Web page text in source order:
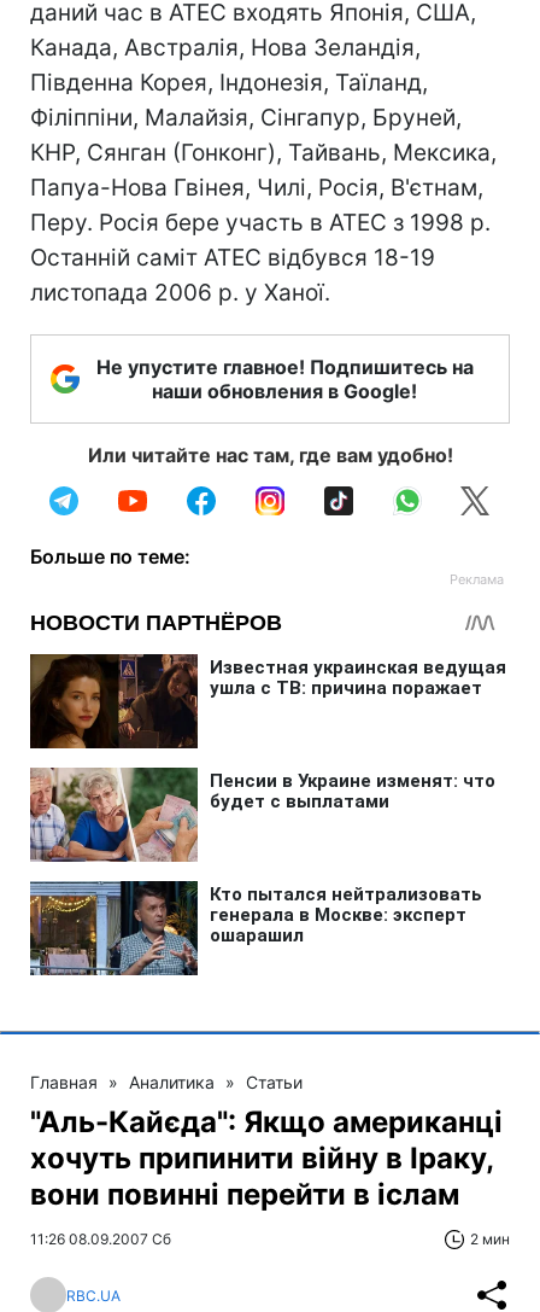
даний час в АТЕС входять Японія, США,
Канада, Австралія, Нова Зеландія,
Південна Корея, Індонезія, Таїланд,
Філіппіни, Малайзія, Сінгапур, Бруней,
КНР, Сянган (Гонконг), Тайвань, Мексика,
Папуа-Нова Гвінея, Чилі, Росія, В'єтнам,
Перу. Росія бере участь в АТЕС з 1998 р.
Останній саміт АТЕС відбувся 18-19
листопада 2006 р. у Ханої.
Не упустите главное! Подпишитесь на
наши обновления в Google!
Или читайте нас там, где вам удобно!
Больше по теме:
Главная » Аналитика » Статьи
"Аль-Кайєда": Якщо американці
хочуть припинити війну в Іраку,
вони повинні перейти в іслам
11:26 08.09.2007 Сб 2 мин
RBC.UA